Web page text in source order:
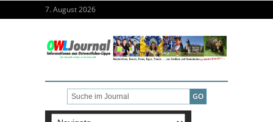
7. August 2026